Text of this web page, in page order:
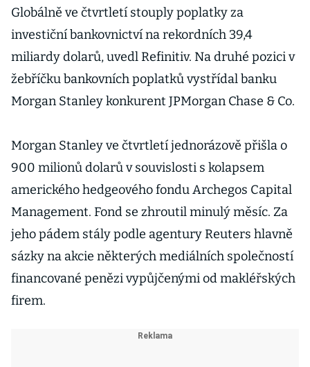
28,36 procent
Globálně ve čtvrtletí stouply poplatky za
investiční bankovnictví na rekordních 39,4
miliardy dolarů, uvedl Refinitiv. Na druhé pozici v
žebříčku bankovních poplatků vystřídal banku
Morgan Stanley konkurent JPMorgan Chase & Co.
Morgan Stanley ve čtvrtletí jednorázově přišla o
900 milionů dolarů v souvislosti s kolapsem
amerického hedgeového fondu Archegos Capital
Management. Fond se zhroutil minulý měsíc. Za
jeho pádem stály podle agentury Reuters hlavně
sázky na akcie některých mediálních společností
financované penězi vypůjčenými od makléřských
firem.